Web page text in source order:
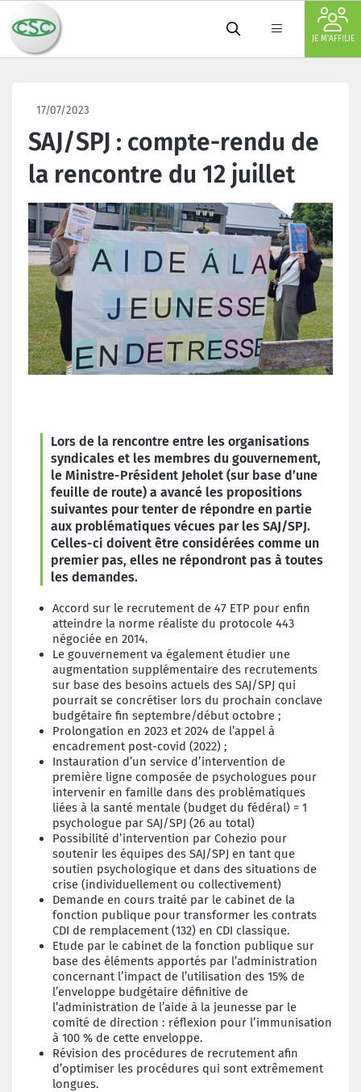
JE M'AFFILIE
17/07/2023
SAJ/SPJ : compte-rendu de
la rencontre du 12 juillet
Lors de la rencontre entre les organisations
syndicales et les membres du gouvernement,
le Ministre-Président Jeholet (sur base d’une
feuille de route) a avancé les propositions
suivantes pour tenter de répondre en partie
aux problématiques vécues par les SAJ/SPJ.
Celles-ci doivent être considérées comme un
premier pas, elles ne répondront pas à toutes
les demandes.
Accord sur le recrutement de 47 ETP pour enfin
atteindre la norme réaliste du protocole 443
négociée en 2014.
Le gouvernement va également étudier une
augmentation supplémentaire des recrutements
sur base des besoins actuels des SAJ/SPJ qui
pourrait se concrétiser lors du prochain conclave
budgétaire fin septembre/début octobre ;
Prolongation en 2023 et 2024 de l’appel à
encadrement post-covid (2022) ;
Instauration d’un service d’intervention de
première ligne composée de psychologues pour
intervenir en famille dans des problématiques
liées à la santé mentale (budget du fédéral) = 1
psychologue par SAJ/SPJ (26 au total)
Possibilité d’intervention par Cohezio pour
soutenir les équipes des SAJ/SPJ en tant que
soutien psychologique et dans des situations de
crise (individuellement ou collectivement)
Demande en cours traité par le cabinet de la
fonction publique pour transformer les contrats
CDI de remplacement (132) en CDI classique.
Etude par le cabinet de la fonction publique sur
base des éléments apportés par l’administration
concernant l’impact de l’utilisation des 15% de
l’enveloppe budgétaire définitive de
l’administration de l’aide à la jeunesse par le
comité de direction : réflexion pour l’immunisation
à 100 % de cette enveloppe.
Révision des procédures de recrutement afin
d’optimiser les procédures qui sont extrêmement
longues.